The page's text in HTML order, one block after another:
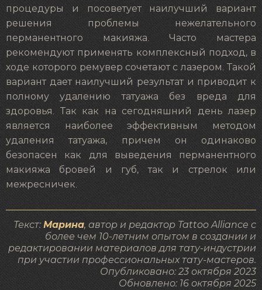
процедуры и посоветует наилучший вариант
решения проблемы нежелательного
перманентного макияжа. Часто мастера
рекомендуют применять комплексный подход, в
ходе которого ремувер сочетают с лазером. Такой
вариант дает наилучший результат и приводит к
полному удалению татуажа без вреда для
здоровья. Так как на сегодняшний день лазер
является наиболее эффективным методом
удаления татуажа, причем он одинаково
безопасен как для выведения перманентного
макияжа бровей и губ, так и стрелок или
межресничек.
Текст:Марина, автор и редактор Tattoo Alliance с
более чем 10-летним опытом в создании и
редактировании материалов для тату-индустрии
при участии профессиональных тату-мастеров.
Опубликовано:23 октября 2023
Обновлено: 16 октября 2025